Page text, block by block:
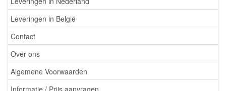
Leveringen in België
Contact
Over ons
Algemene Voorwaarden
Informatie / Prijs aanvragen